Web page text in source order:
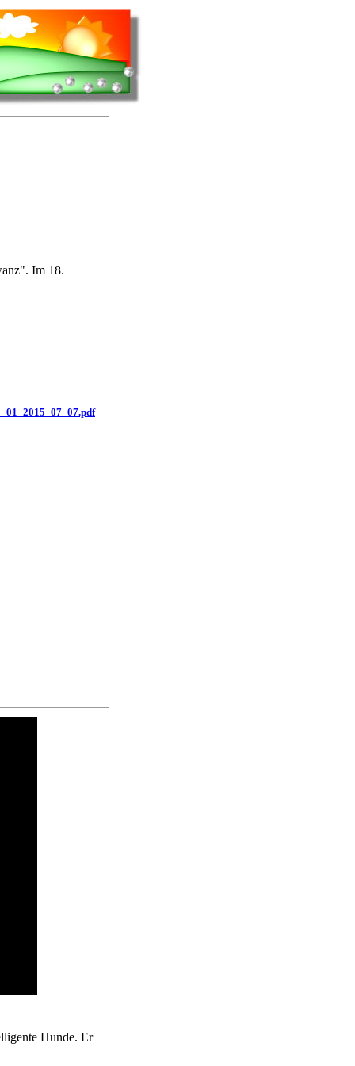
Im 18.
Hunde. Er